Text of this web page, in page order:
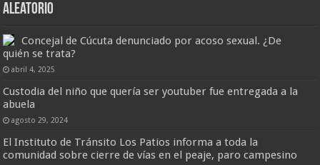
Aleatorio
Concejal de Cúcuta denunciado por acoso sexual. ¿De
quién se trata?
abril 4, 2025
Custodia del niño que quería ser youtuber fue entregada a la
abuela
agosto 29, 2024
El Instituto de Tránsito Los Patios informa a toda la
comunidad sobre cierre de vías en el peaje, paro campesino